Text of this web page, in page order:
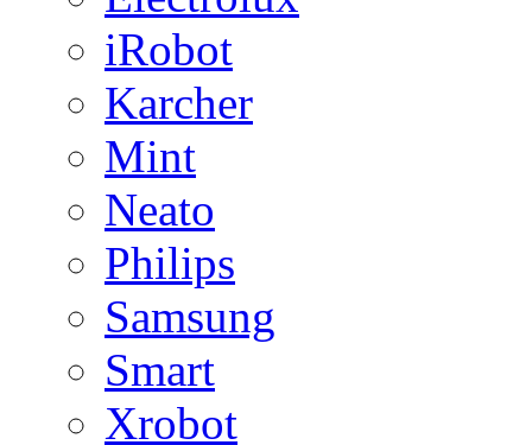
iRobot
Karcher
Mint
Neato
Philips
Samsung
Smart
Xrobot